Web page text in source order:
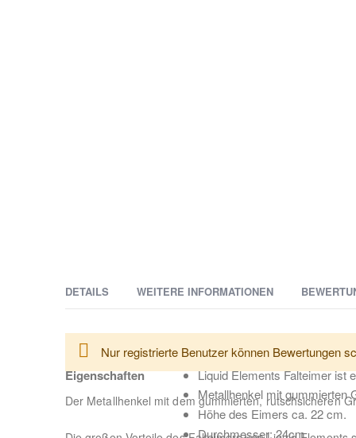
DETAILS
Liquid Elements Falteimer ist ein faltbarer Wascheimer
Kunststoff gefertigt und ermöglicht eine komfortable
Der Metallhenkel mit dem gummierten, rutschsicheren
WEITERE INFORMATIONEN
Weitere
Informationen
Lieferzeit 2-3 Tage
Eigenschaften
Liquid Elements Falteimer ist
Metallhenkel mit gummierten
Höhe des Eimers ca. 22 cm.
Durchmesser: 24cm
Nur registrierte Benutzer können Bewertungen